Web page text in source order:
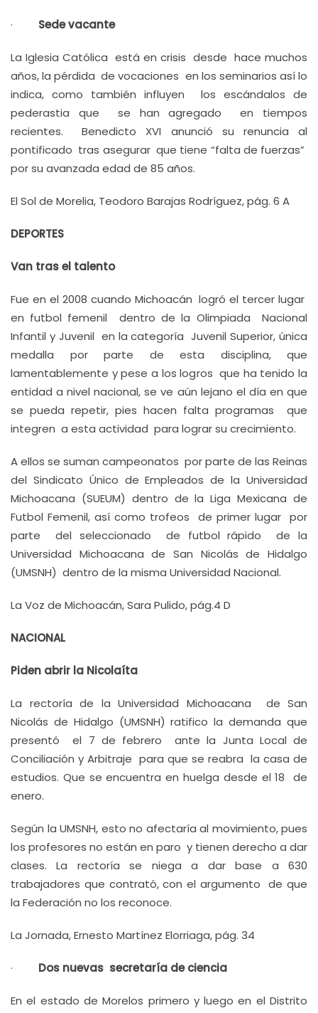
· Sede vacante
La Iglesia Católica está en crisis desde hace muchos
años, la pérdida de vocaciones en los seminarios así lo
indica, como también influyen los escándalos de
pederastia que se han agregado en tiempos
recientes. Benedicto XVI anunció su renuncia al
pontificado tras asegurar que tiene “falta de fuerzas”
por su avanzada edad de 85 años.
El Sol de Morelia, Teodoro Barajas Rodríguez, pág. 6 A
DEPORTES
Van tras el talento
Fue en el 2008 cuando Michoacán logró el tercer lugar
en futbol femenil dentro de la Olimpiada Nacional
Infantil y Juvenil en la categoría Juvenil Superior, única
medalla por parte de esta disciplina, que
lamentablemente y pese a los logros que ha tenido la
entidad a nivel nacional, se ve aún lejano el día en que
se pueda repetir, pies hacen falta programas que
integren a esta actividad para lograr su crecimiento.
A ellos se suman campeonatos por parte de las Reinas
del Sindicato Único de Empleados de la Universidad
Michoacana (SUEUM) dentro de la Liga Mexicana de
Futbol Femenil, así como trofeos de primer lugar por
parte del seleccionado de futbol rápido de la
Universidad Michoacana de San Nicolás de Hidalgo
(UMSNH) dentro de la misma Universidad Nacional.
La Voz de Michoacán, Sara Pulido, pág.4 D
NACIONAL
Piden abrir la Nicolaíta
La rectoría de la Universidad Michoacana de San
Nicolás de Hidalgo (UMSNH) ratifico la demanda que
presentó el 7 de febrero ante la Junta Local de
Conciliación y Arbitraje para que se reabra la casa de
estudios. Que se encuentra en huelga desde el 18 de
enero.
Según la UMSNH, esto no afectaría al movimiento, pues
los profesores no están en paro y tienen derecho a dar
clases. La rectoría se niega a dar base a 630
trabajadores que contrató, con el argumento de que
la Federación no los reconoce.
La Jornada, Ernesto Martínez Elorriaga, pág. 34
· Dos nuevas secretaría de ciencia
En el estado de Morelos primero y luego en el Distrito